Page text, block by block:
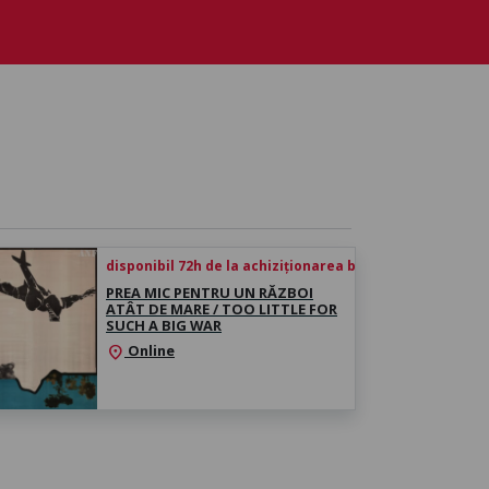
disponibil 72h de la achiziționarea biletului
PREA MIC PENTRU UN RĂZBOI
ATÂT DE MARE / TOO LITTLE FOR
SUCH A BIG WAR
location_on Online